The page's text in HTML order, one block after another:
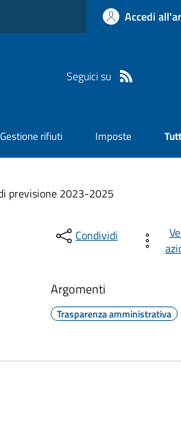
Accedi
Seguici su
Gestione rifiuti Imposte
previsione 2023-2025
Condividi
Argomenti
Trasparenza amministrativa